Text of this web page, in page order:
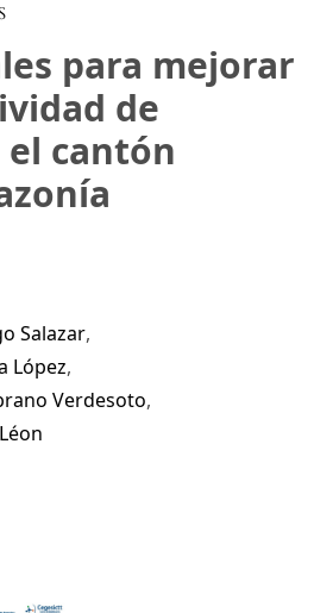
para mejorar
de
cantón
Salazar,
López,
Verdesoto,